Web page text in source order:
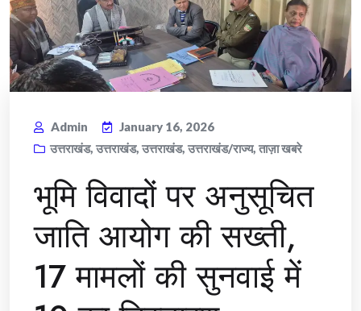
Admin
January 16, 2026
उत्तराखंड, उत्तराखंड, उत्तराखंड, उत्तराखंड/राज्य, ताज़ा खबरे
भूमि विवादों पर अनुसूचित
जाति आयोग की सख्ती,
17 मामलों की सुनवाई में